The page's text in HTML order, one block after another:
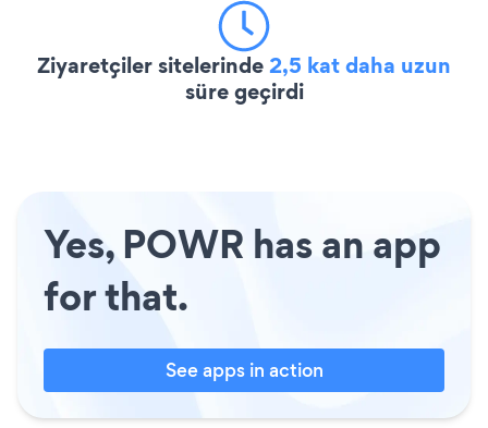
Ziyaretçiler sitelerinde2,5 kat daha uzun
süre geçirdi
Yes, POWR has an app
for that.
See apps in action